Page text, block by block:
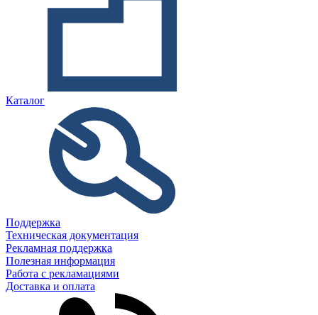
Каталог
Поддержка
Техническая документация
Рекламная поддержка
Полезная информация
Работа с рекламациями
Доставка и оплата